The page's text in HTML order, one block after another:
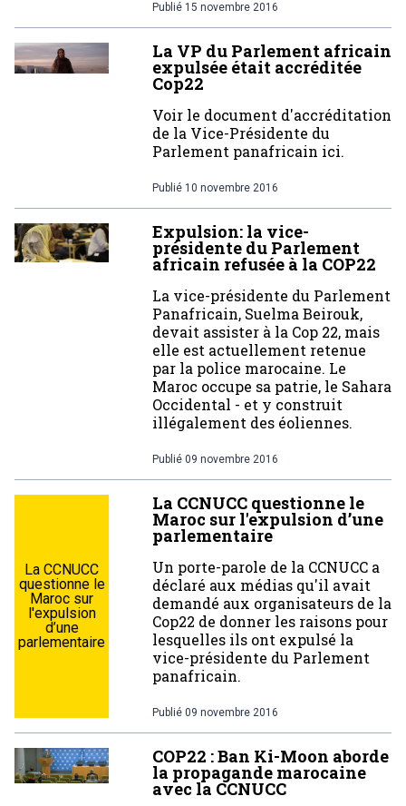
Publié 15 novembre 2016
La VP du Parlement africain
expulsée était accréditée
Cop22
Voir le document d'accréditation
de la Vice-Présidente du
Parlement panafricain ici.
Publié 10 novembre 2016
Expulsion: la vice-
présidente du Parlement
africain refusée à la COP22
La vice-présidente du Parlement
Panafricain, Suelma Beirouk,
devait assister à la Cop 22, mais
elle est actuellement retenue
par la police marocaine. Le
Maroc occupe sa patrie, le Sahara
Occidental - et y construit
illégalement des éoliennes.
Publié 09 novembre 2016
La CCNUCC
questionne le
Maroc sur
l'expulsion
d’une
parlementaire
La CCNUCC questionne le
Maroc sur l'expulsion d’une
parlementaire
Un porte-parole de la CCNUCC a
déclaré aux médias qu'il avait
demandé aux organisateurs de la
Cop22 de donner les raisons pour
lesquelles ils ont expulsé la
vice-présidente du Parlement
panafricain.
Publié 09 novembre 2016
COP22 : Ban Ki-Moon aborde
la propagande marocaine
avec la CCNUCC